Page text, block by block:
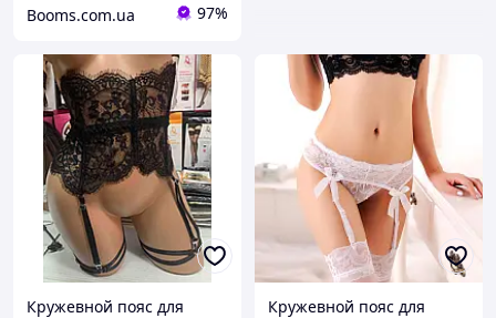
Booms.com.ua 97%
Кружевной пояс для
Кружевной пояс для